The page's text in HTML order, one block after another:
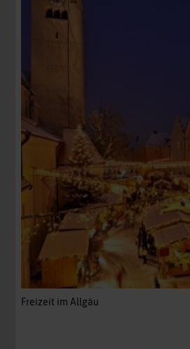
Freizeit im Allgäu